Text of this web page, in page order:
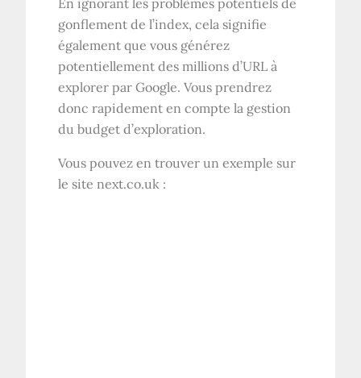
En ignorant les problèmes potentiels de
gonflement de l’index, cela signifie
également que vous générez
potentiellement des millions d’URL à
explorer par Google. Vous prendrez
donc rapidement en compte la gestion
du budget d’exploration.
Vous pouvez en trouver un exemple sur
le site next.co.uk :